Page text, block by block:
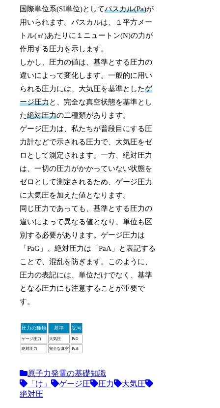
国際単位系(SI単位)としてパスカル(Pa)が
用いられます。パスカルは、１平方メー
トル(㎡)あたりに１ニュートン(N)の力が
作用する圧力を示します。
しかし、圧力の値は、基準とする圧力の
違いによって変化します。一般的に用い
られる圧力には、大気圧を基準としたゲ
ージ圧力と、完全な真空状態を基準とし
た絶対圧力の二種類があります。
ゲージ圧力は、私たちが普段目にする圧
力計などで示される圧力で、大気圧をゼ
ロとして測定されます。一方、絶対圧力
は、一切の圧力がかかっていない状態を
ゼロとして測定されるため、ゲージ圧力
に大気圧を加えた値となります。
同じ圧力であっても、基準とする圧力の
違いによって異なる値となり、単位も区
別する必要があります。ゲージ圧力は
「PaG」、絶対圧力は「PaA」と表記する
ことで、混乱を防ぎます。このように、
圧力の表記には、単位だけでなく、基準
となる圧力にも注意することが重要で
す。
圧力の種類 基準 記号
ゲージ圧力 大気圧 PaG
絶対圧力 完全な真空 PaA
原子力発電の基礎知識
「け」
ゲージ圧 圧力
大気圧
絶対圧